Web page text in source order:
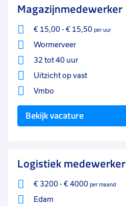
Filter
Sluiten
Magazijnmedewerker
€ 15,00- € 15,50 per uur
Wormerveer
32 tot 40 uur
Uitzicht op vast
Vmbo
Bekijk vacature
Logistiek medewerker
€ 3200- € 4000 per maand
Edam